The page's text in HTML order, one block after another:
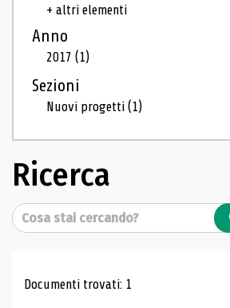
+ altri elementi
Anno
2017(1)
Sezioni
Nuovi progetti(1)
Ricerca
Cerca
Risultati di ricerca
Documenti trovati: 1